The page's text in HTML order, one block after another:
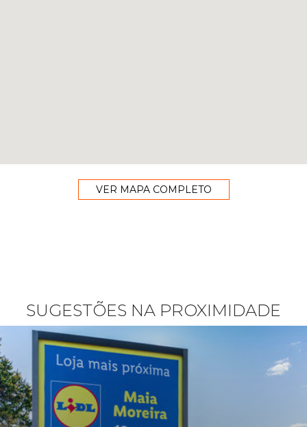
VER MAPA COMPLETO
SUGESTÕES NA PROXIMIDADE